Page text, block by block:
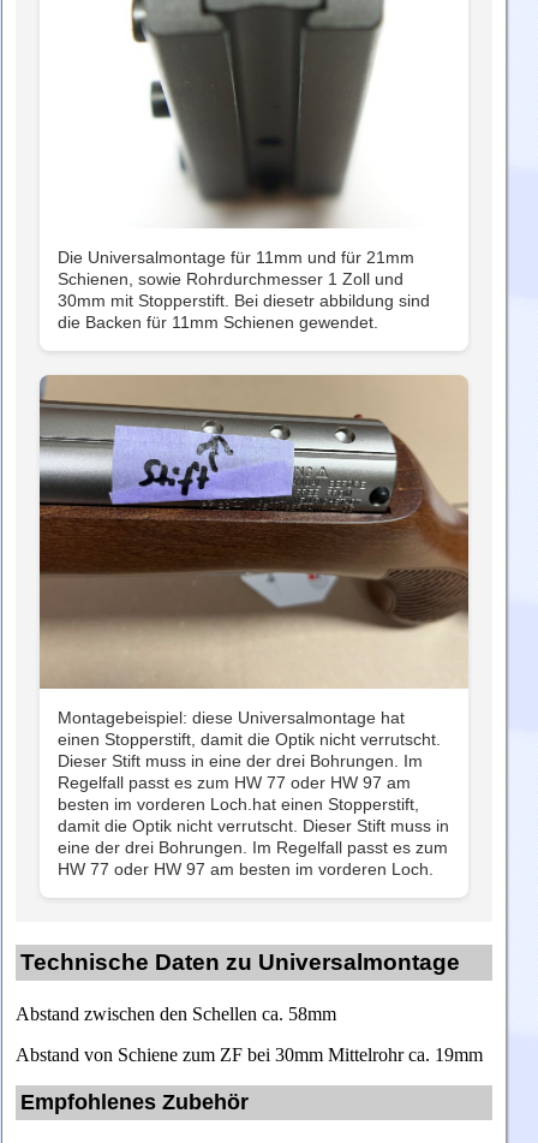
Die Universalmontage für 11mm und für 21mm
Schienen, sowie Rohrdurchmesser 1 Zoll und
30mm mit Stopperstift. Bei diesetr abbildung sind
die Backen für 11mm Schienen gewendet.
Montagebeispiel: diese Universalmontage hat
einen Stopperstift, damit die Optik nicht verrutscht.
Dieser Stift muss in eine der drei Bohrungen. Im
Regelfall passt es zum HW 77 oder HW 97 am
besten im vorderen Loch.hat einen Stopperstift,
damit die Optik nicht verrutscht. Dieser Stift muss in
eine der drei Bohrungen. Im Regelfall passt es zum
HW 77 oder HW 97 am besten im vorderen Loch.
Technische Daten zu Universalmontage
Abstand zwischen den Schellen ca. 58mm
Abstand von Schiene zum ZF bei 30mm Mittelrohr ca. 19mm
Empfohlenes Zubehör